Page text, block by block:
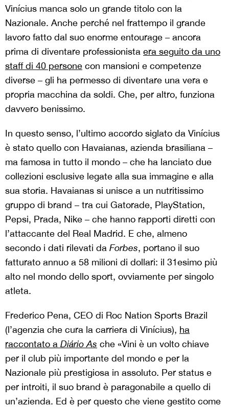
Vinícius manca solo un grande titolo con la
Nazionale. Anche perché nel frattempo il grande
lavoro fatto dal suo enorme entourage – ancora
prima di diventare professionista era seguito da uno
staff di 40 persone con mansioni e competenze
diverse – gli ha permesso di diventare una vera e
propria macchina da soldi. Che, per altro, funziona
davvero benissimo.
In questo senso, l’ultimo accordo siglato da Vinícius
è stato quello con Havaianas, azienda brasiliana –
ma famosa in tutto il mondo – che ha lanciato due
collezioni esclusive legate alla sua immagine e alla
sua storia. Havaianas si unisce a un nutritissimo
gruppo di brand – tra cui Gatorade, PlayStation,
Pepsi, Prada, Nike – che hanno rapporti diretti con
l’attaccante del Real Madrid. E che, almeno
secondo i dati rilevati da Forbes, portano il suo
fatturato annuo a 58 milioni di dollari: il 31esimo più
alto nel mondo dello sport, ovviamente per singolo
atleta.
Frederico Pena, CEO di Roc Nation Sports Brazil
(l’agenzia che cura la carriera di Vinícius), ha
raccontato a Diário As che «Vini è un volto chiave
per il club più importante del mondo e per la
Nazionale più prestigiosa in assoluto. Per status e
per introiti, il suo brand è paragonabile a quello di
un’azienda. Ed è per questo che viene gestito come